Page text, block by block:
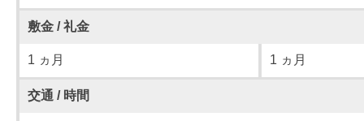
敷金 / 礼金
1 ヵ月 1 ヵ月
交通 / 時間